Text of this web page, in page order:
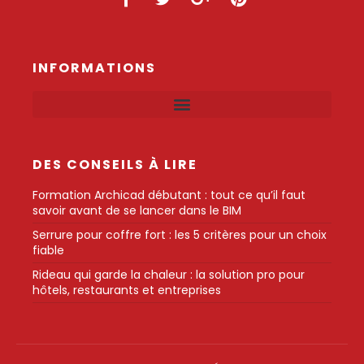
INFORMATIONS
DES CONSEILS À LIRE
Formation Archicad débutant : tout ce qu’il faut
savoir avant de se lancer dans le BIM
Serrure pour coffre fort : les 5 critères pour un choix
fiable
Rideau qui garde la chaleur : la solution pro pour
hôtels, restaurants et entreprises